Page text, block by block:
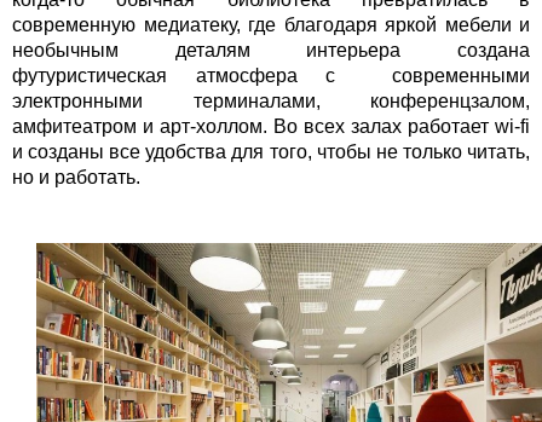
современную медиатеку, где благодаря яркой мебели и
необычным деталям интерьера создана
футуристическая атмосфера с современными
электронными терминалами, конференцзалом,
амфитеатром и арт-холлом. Во всех залах работает wi-fi
и созданы все удобства для того, чтобы не только читать,
но и работать.